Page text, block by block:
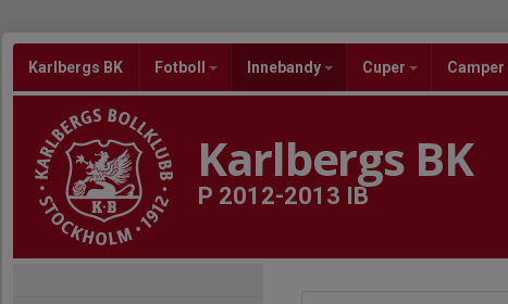
Karlbergs BK Fotboll Innebandy Cuper Camper
Karlbergs BK
P 2012-2013 IB